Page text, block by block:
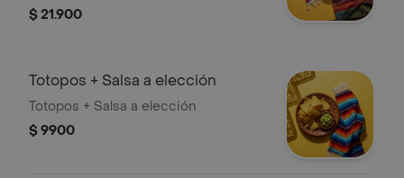
guacamole y pico de gallo.
$ 21.900
Totopos + Salsa a elección
Totopos + Salsa a elección
$ 9900